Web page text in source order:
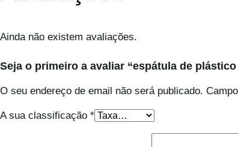
Ainda não existem avaliações.
Seja o primeiro a avaliar “espátula de plástico
O seu endereço de email não será publicado.
A sua classificação *